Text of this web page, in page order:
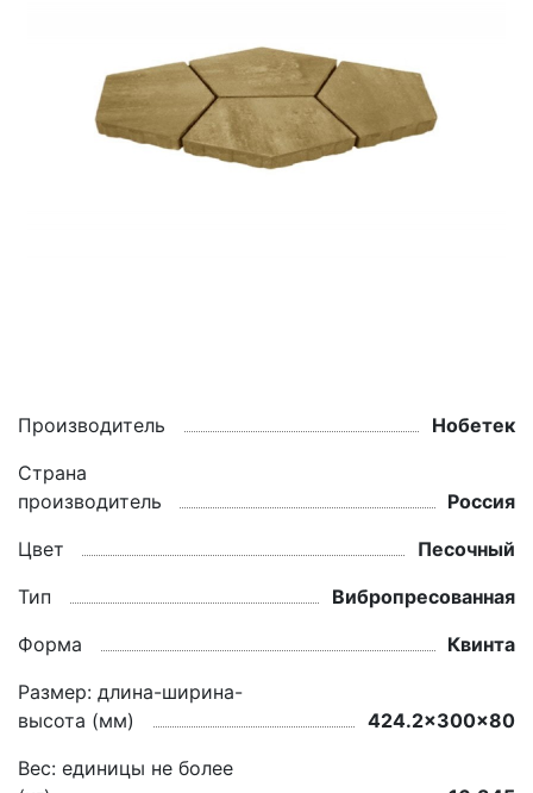
Производитель
Нобетек
Страна
производитель
Россия
Цвет
Песочный
Тип
Вибропресованная
Форма
Квинта
Размер: длина-ширина-
высота (мм)
424.2x300x80
Вес: единицы не более